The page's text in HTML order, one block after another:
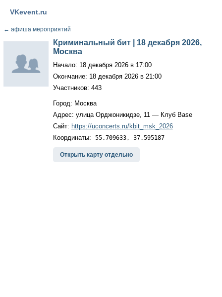
VKevent.ru
← афиша мероприятий
Криминальный бит | 18 декабря 2026,
Москва
Начало: 18 декабря 2026 в 17:00
Окончание: 18 декабря 2026 в 21:00
Участников: 443
Город: Москва
Адрес: улица Орджоникидзе, 11 — Клуб Base
Сайт: https://uconcerts.ru/kbit_msk_2026
Координаты: 55.709633, 37.595187
Открыть карту отдельно